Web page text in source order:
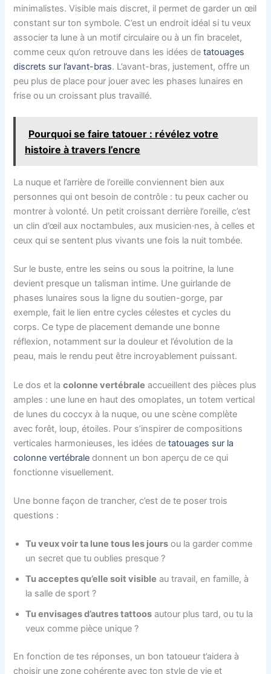
minimalistes. Visible mais discret, il permet de garder un œil
constant sur ton symbole. C’est un endroit idéal si tu veux
associer ta lune à un motif circulaire ou à un fin bracelet,
comme ceux qu’on retrouve dans les idées detatouages
discrets sur l’avant-bras. L’avant-bras, justement, offre un
peu plus de place pour jouer avec les phases lunaires en
frise ou un croissant plus travaillé.
Pourquoi se faire tatouer : révélez votre
histoire à travers l’encre
La nuque et l’arrière de l’oreille conviennent bien aux
personnes qui ont besoin de contrôle : tu peux cacher ou
montrer à volonté. Un petit croissant derrière l’oreille, c’est
un clin d’œil aux noctambules, aux musicien·nes, à celles et
ceux qui se sentent plus vivants une fois la nuit tombée.
Sur le buste, entre les seins ou sous la poitrine, la lune
devient presque un talisman intime. Une guirlande de
phases lunaires sous la ligne du soutien-gorge, par
exemple, fait le lien entre cycles célestes et cycles du
corps. Ce type de placement demande une bonne
réflexion, notamment sur la douleur et l’évolution de la
peau, mais le rendu peut être incroyablement puissant.
Le dos et lacolonne vertébrale accueillent des pièces plus
amples : une lune en haut des omoplates, un totem vertical
de lunes du coccyx à la nuque, ou une scène complète
avec forêt, loup, étoiles. Pour s’inspirer de compositions
verticales harmonieuses, les idées detatouages sur la
colonne vertébrale donnent un bon aperçu de ce qui
fonctionne visuellement.
Une bonne façon de trancher, c’est de te poser trois
questions :
Tu veux voir ta lune tous les jours ou la garder comme
un secret que tu oublies presque ?
Tu acceptes qu’elle soit visible au travail, en famille, à
la salle de sport ?
Tu envisages d’autres tattoos autour plus tard, ou tu la
veux comme pièce unique ?
En fonction de tes réponses, un bon tatoueur t’aidera à
choisir une zone cohérente avec ton style de vie et